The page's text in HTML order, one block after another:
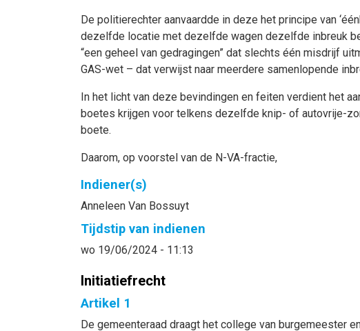
De politierechter aanvaardde in deze het principe van
dezelfde locatie met dezelfde wagen dezelfde inbreuk
“een geheel van gedragingen” dat slechts één misdrijf
GAS-wet – dat verwijst naar meerdere samenlopende
In het licht van deze bevindingen en feiten verdient het
boetes krijgen voor telkens dezelfde knip- of autovrije-
boete.
Daarom, op voorstel van de N-VA-fractie,
Indiener(s)
Anneleen Van Bossuyt
Tijdstip van indienen
wo 19/06/2024 - 11:13
Initiatiefrecht
Artikel 1
De gemeenteraad draagt het college van burgemeester